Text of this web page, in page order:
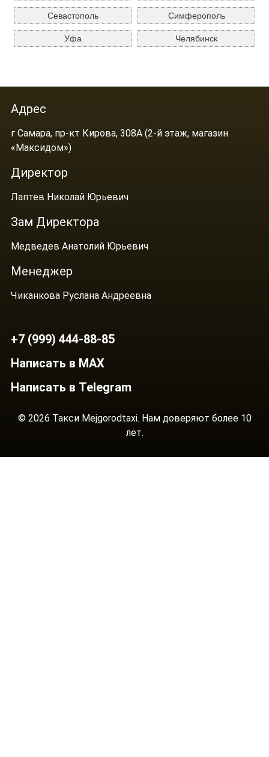
Севастополь Симферополь
Уфа Челябинск
Адрес
г Самара, пр-кт Кирова, 308А (2-й этаж, магазин
«Максидом»)
Директор
Лаптев Николай Юрьевич
Зам Директора
Медведев Анатолий Юрьевич
Менеджер
Чиканкова Руслана Андреевна
+7 (999) 444-88-85
Написать в MAX
Написать в Telegram
© 2026 Такси Mejgorodtaxi. Нам доверяют более 10
лет.